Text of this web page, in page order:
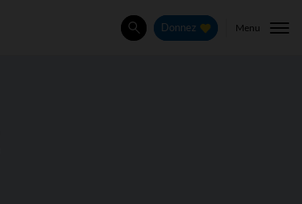
Rechercher
Donnez Menu